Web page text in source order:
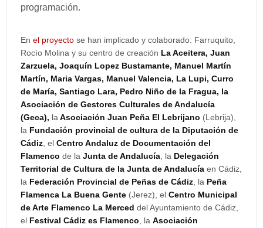
programación.
En el proyecto se han implicado y colaborado: Farruquito,
Rocío Molina y su centro de creación La Aceitera, Juan
Zarzuela, Joaquín Lopez Bustamante, Manuel Martín
Martín, Maria Vargas, Manuel Valencia, La Lupi, Curro
de María, Santiago Lara, Pedro Niño de la Fragua, la
Asociación de Gestores Culturales de Andalucía
(Geca), la Asociación Juan Peña El Lebrijano (Lebrija),
la Fundación provincial de cultura de la Diputación de
Cádiz , el Centro Andaluz de Documentación del
Flamenco de la Junta de Andalucía , la Delegación
Territorial de Cultura de la Junta de Andalucía en Cádiz,
la Federación Provincial de Peñas de Cádiz , la Peña
Flamenca La Buena Gente (Jerez), el Centro Municipal
de Arte Flamenco La Merced del Ayuntamiento de Cádiz,
el Festival Cádiz es Flamenco , la Asociación